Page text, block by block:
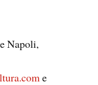
Napoli,
e